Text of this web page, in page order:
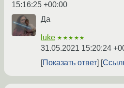
15:16:25 +00:00
Да
luke ★★★★★
31.05.2021 15:20:24
Показать ответ